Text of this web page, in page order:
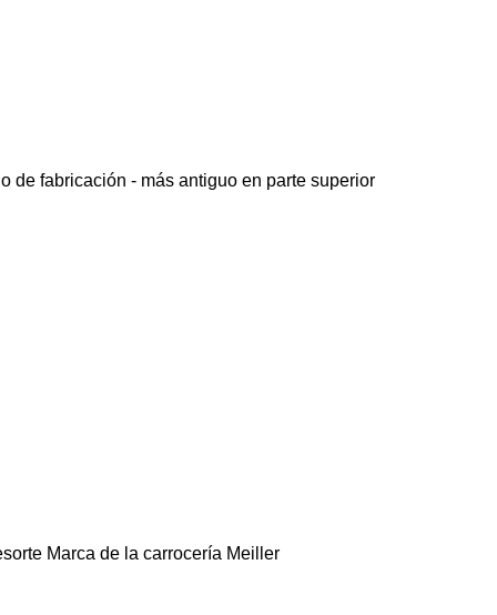
de fabricación - más antiguo en parte superior
Marca de la carrocería Meiller